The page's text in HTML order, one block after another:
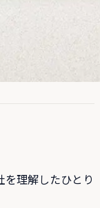
理解したひとり